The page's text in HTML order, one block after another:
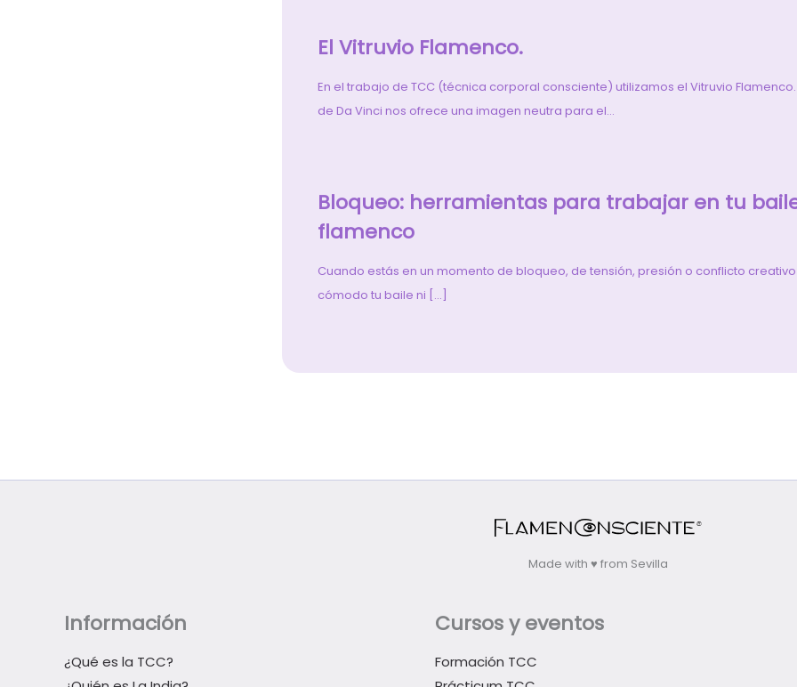
El Vitruvio Flamenco.
En el trabajo de TCC (técnica corporal consciente) utilizamos el Vitruvio Flamenco.
de Da Vinci nos ofrece una imagen neutra para el…
Bloqueo: herramientas para trabajar en tu
flamenco
Cuando estás en un momento de bloqueo, de tensión, presión o conflicto
cómodo tu baile ni […]
Made with ♥ from Sevilla
Información
¿Qué es la TCC?
Cursos y eventos
Formación TCC